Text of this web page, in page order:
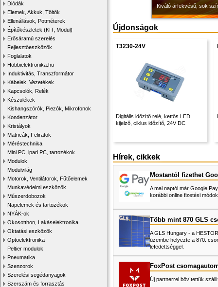
Diódák
Elemek, Akkuk, Töltők
Ellenállások, Potméterek
Építőkészletek (KIT, Modul)
Erősáramú szerelés
Fejlesztőeszközök
Foglalatok
Hobbielektronika.hu
Induktivitás, Transzformátor
Kábelek, Vezetékek
Kapcsolók, Relék
Készülékek
Kishangszórók, Piezók, Mikrofonok
Kondenzátor
Kristályok
Matricák, Feliratok
Méréstechnika
Mini PC, ipari PC, tartozékok
Modulok
Modulvilág
Motorok, Ventilátorok, Fűtőelemek
Munkavédelmi eszközök
Műszerdobozok
Napelemek és tartozékok
NYÁK-ok
Okosotthon, Lakáselektronika
Oktatási eszközök
Optoelektronika
Peltier modulok
Pneumatika
Szenzorok
Szerelési segédanyagok
Szerszám és forrasztás
Kiváló árfekvésű, sok
Újdonságok
T3230-24V
Digitális időzítő relé, kettős LED
kijelző, ciklus időzítő, 24V DC
Hírek, cikkek
Mostantól fizethet
A mai naptól már Google
korábbi online fizetési
Több mint 870 GLS
A GLS Hungary - a
üzembe helyezte a 870.
lefedettséggel.
FoxPost
Új partnerrel bővítettük